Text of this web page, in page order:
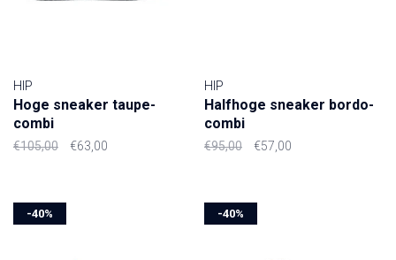
HIP
Hoge sneaker taupe-
combi
€105,00 €63,00
HIP
Halfhoge sneaker bordo-
combi
€95,00 €57,00
-40% -40%